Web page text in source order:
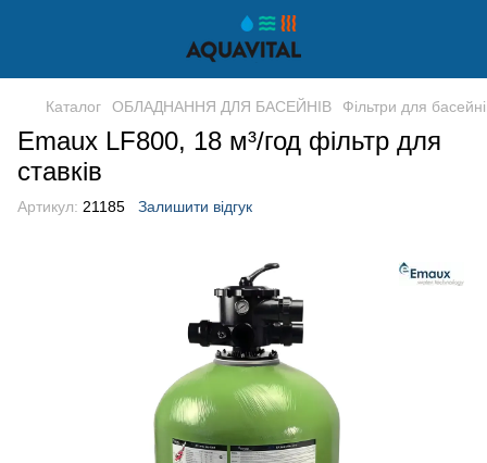
Каталог ОБЛАДНАННЯ ДЛЯ БАСЕЙНІВ Фільтри для
Emaux LF800, 18 м³/год фільтр для
ставків
Артикул: 21185 Залишити відгук